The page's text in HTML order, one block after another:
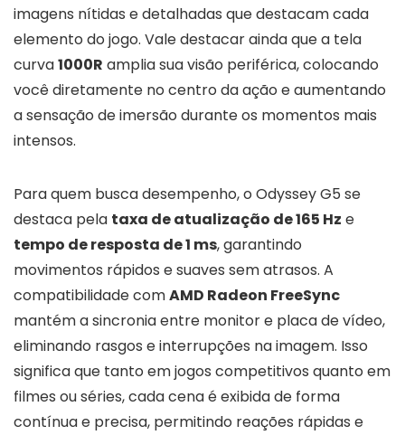
imagens nítidas e detalhadas que destacam cada
elemento do jogo. Vale destacar ainda que a tela
curva1000R amplia sua visão periférica, colocando
você diretamente no centro da ação e aumentando
a sensação de imersão durante os momentos mais
intensos.
Para quem busca desempenho, o Odyssey G5 se
destaca pela taxa de atualização de 165 Hz e
tempo de resposta de 1 ms, garantindo
movimentos rápidos e suaves sem atrasos. A
compatibilidade comAMD Radeon FreeSync
mantém a sincronia entre monitor e placa de vídeo,
eliminando rasgos e interrupções na imagem. Isso
significa que tanto em jogos competitivos quanto em
filmes ou séries, cada cena é exibida de forma
contínua e precisa, permitindo reações rápidas e